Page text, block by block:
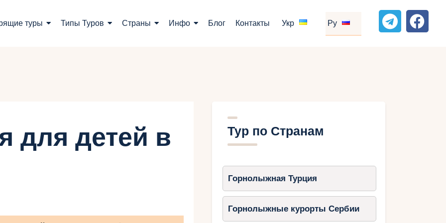
туры Типы Туров Страны Инфо Блог Контакты Укр Ру
для детей в
Тур по Странам
Горнолыжная Турция
Горнолыжные курорты Сербии